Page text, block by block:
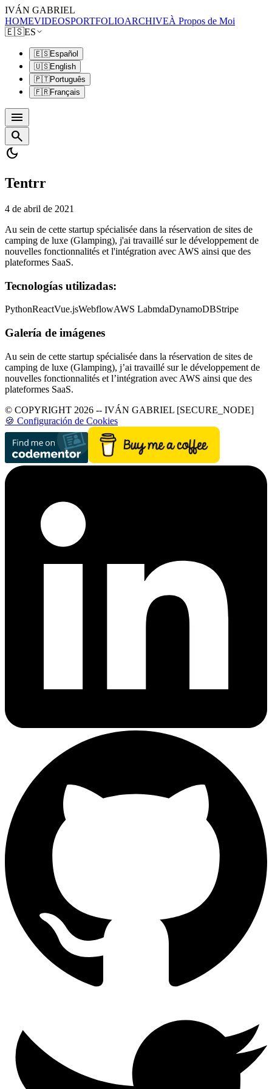
IVÁN GABRIEL
HOMEVIDEOSPORTFOLIOARCHIVEÀ Propos de Moi
🇪🇸ES
🇪🇸Español
🇺🇸English
🇵🇹Português
🇫🇷Français
menu
search
dark_mode
Tentrr
4 de abril de 2021
Au sein de cette startup spécialisée dans la réservation de sites de
camping de luxe (Glamping), j'ai travaillé sur le développement de
nouvelles fonctionnalités et l'intégration avec AWS ainsi que des
plateformes SaaS.
Tecnologías utilizadas:
PythonReactVue.jsWebflowAWS LabmdaDynamoDBStripe
Galería de imágenes
Au sein de cette startup spécialisée dans la réservation de sites de
camping de luxe (Glamping), j’ai travaillé sur le développement de
nouvelles fonctionnalités et l’intégration avec AWS ainsi que des
plateformes SaaS.
© COPYRIGHT 2026 -- IVÁN GABRIEL [SECURE_NODE]
🍪 Configuración de Cookies